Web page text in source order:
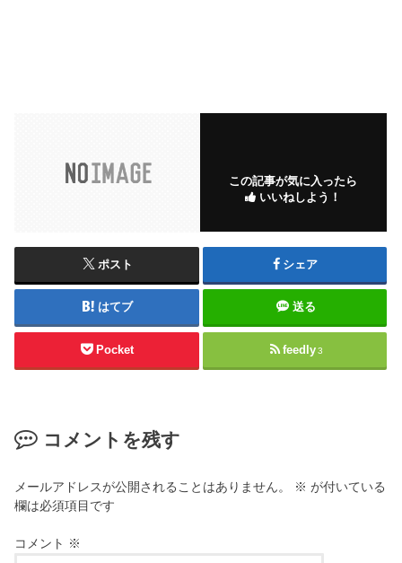
この記事が気に入ったら
いいねしよう！
ポスト シェア
はてブ 送る
Pocket feedly 3
コメントを残す
メールアドレスが公開されることはありません。 ※ が付いている
欄は必須項目です
コメント ※